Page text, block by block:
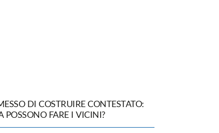
DI COSTRUIRE CONTESTATO:
POSSONO FARE I VICINI?